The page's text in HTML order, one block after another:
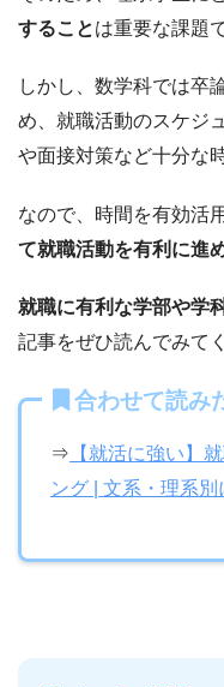
することは重要な課題
しかし、数学科では卒
め、就職活動のスケジ
や面接対策など十分な
なので、時間を有効活
て就職活動を有利に進
就職に有利な学部や学
記事をぜひ読んでみて
合わせて読み
⇒ 【就活に強い】
ング | 文系・理系